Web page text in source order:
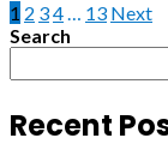
1 2 34… 13 Next
Search
Recent